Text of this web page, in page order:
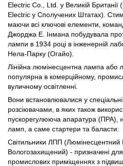
Electric Co., Ltd. у Великій Британії
Electric у Сполучених Штатах).
маючи всі ключові елементи,
Джорджа Е. Інмана побудувала
лампи в 1934 році в інженерній
Нела-Парку (Огайо).
Лінійна люмінесцентна лампа або
популярна в комерційному,
вуличному освітленні.
Вони встановлювалися у спеціальні
розсіювачами, в яких також
пускорегулююча апаратура (ПРА),
ламп, а саме стартери та баласти:
Світильники ЛПП
Вологозахищений) - призначені
промислових приміщеннях з